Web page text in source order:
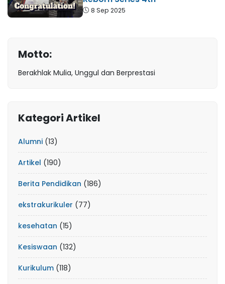
8 Sep 2025
Motto:
Berakhlak Mulia, Unggul dan Berprestasi
Kategori Artikel
Alumni (13)
Artikel (190)
Berita Pendidikan (186)
ekstrakurikuler (77)
kesehatan (15)
Kesiswaan (132)
Kurikulum (118)